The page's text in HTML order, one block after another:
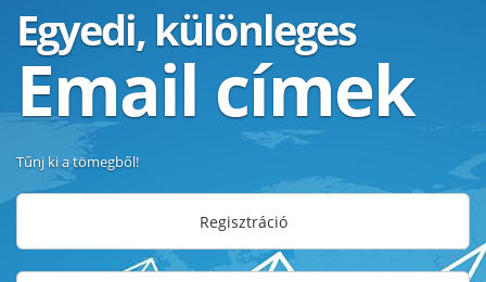
Egyedi, különleges
Email címek
Tűnj ki a tömegből!
Regisztráció